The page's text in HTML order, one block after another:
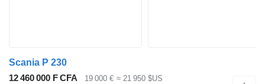
Scania P 230
12 460 000 F CFA
19 000 € ≈ 21 950 $US